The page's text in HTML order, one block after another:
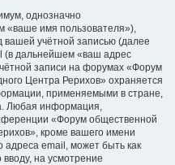
однозначно
«ваше имя пользователя»),
учётной записью (далее
(в дальнейшем «ваш адрес
записи на форумах «Форум
Центра Рерихов» охраняется
применяемыми в стране,
Любая информация,
«Форум общественной
кроме вашего имени
адреса email, может быть как
на усмотрение